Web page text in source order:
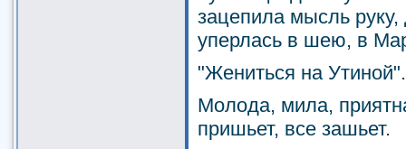
зацепила мысль
уперлась в шею, в
"Жениться на Утиной".
Молода, мила,
пришьет, все зашьет.